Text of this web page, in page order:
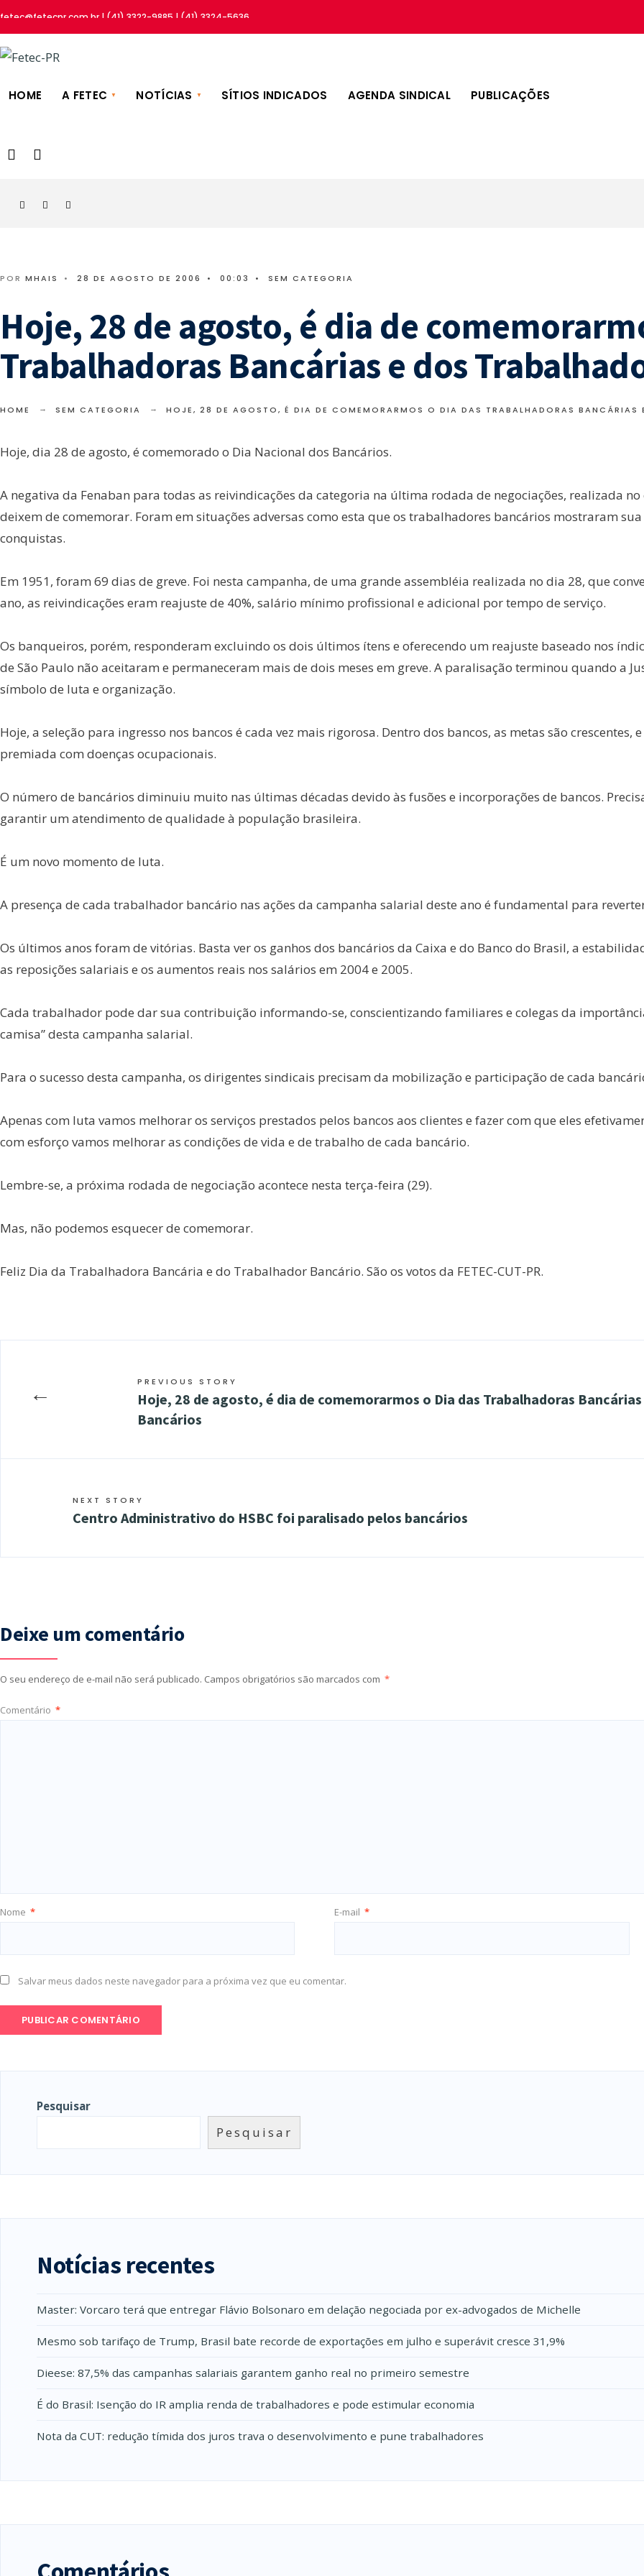
fetec@fetecpr.com.br | (41) 3322-9885 | (41) 3324-5636
HOME A FETEC NOTÍCIAS SÍTIOS INDICADOS AGENDA SINDICAL PUBLICAÇÕES
POR MHAIS • 28 DE AGOSTO DE 2006 • 00:03 • SEM CATEGORIA
Hoje, 28 de agosto, é dia de
Trabalhadoras Bancárias e dos
HOME SEM CATEGORIA HOJE, 28 DE AGOSTO, É DIA DE COMEMORARMOS O DIA DAS TRABALHADORAS BANCÁRIAS
Hoje, dia 28 de agosto, é comemorado o Dia Nacional dos Bancários.
A negativa da Fenaban para todas as reivindicações da categoria na última rodada de negociações, realizada
deixem de comemorar. Foram em situações adversas como esta que os trabalhadores bancários mostraram
conquistas.
Em 1951, foram 69 dias de greve. Foi nesta campanha, de uma grande assembléia realizada no dia 28, que
ano, as reivindicações eram reajuste de 40%, salário mínimo profissional e adicional por tempo de serviço.
Os banqueiros, porém, responderam excluindo os dois últimos ítens e oferecendo um reajuste baseado nos
de São Paulo não aceitaram e permaneceram mais de dois meses em greve. A paralisação terminou quando a
símbolo de luta e organização.
Hoje, a seleção para ingresso nos bancos é cada vez mais rigorosa. Dentro dos bancos, as metas são
premiada com doenças ocupacionais.
O número de bancários diminuiu muito nas últimas décadas devido às fusões e incorporações de bancos.
garantir um atendimento de qualidade à população brasileira.
É um novo momento de luta.
A presença de cada trabalhador bancário nas ações da campanha salarial deste ano é fundamental para
Os últimos anos foram de vitórias. Basta ver os ganhos dos bancários da Caixa e do Banco do Brasil, a
as reposições salariais e os aumentos reais nos salários em 2004 e 2005.
Cada trabalhador pode dar sua contribuição informando-se, conscientizando familiares e colegas da
camisa” desta campanha salarial.
Para o sucesso desta campanha, os dirigentes sindicais precisam da mobilização e participação de cada
Apenas com luta vamos melhorar os serviços prestados pelos bancos aos clientes e fazer com que eles
com esforço vamos melhorar as condições de vida e de trabalho de cada bancário.
Lembre-se, a próxima rodada de negociação acontece nesta terça-feira (29).
Mas, não podemos esquecer de comemorar.
Feliz Dia da Trabalhadora Bancária e do Trabalhador Bancário. São os votos da FETEC-CUT-PR.
← PREVIOUS STORY
Hoje, 28 de agosto, é dia de comemorarmos o Dia das Trabalhadoras
Bancários
NEXT STORY
Centro Administrativo do HSBC foi paralisado pelos bancários
Deixe um comentário
O seu endereço de e-mail não será publicado. Campos obrigatórios são marcados com *
Comentário *
Nome * E-mail *
Salvar meus dados neste navegador para a próxima vez que eu comentar.
Pesquisar
Pesquisar
Notícias recentes
Master: Vorcaro terá que entregar Flávio Bolsonaro em delação negociada por ex-advogados de Michelle
Mesmo sob tarifaço de Trump, Brasil bate recorde de exportações em julho e superávit cresce 31,9%
Dieese: 87,5% das campanhas salariais garantem ganho real no primeiro semestre
É do Brasil: Isenção do IR amplia renda de trabalhadores e pode estimular economia
Nota da CUT: redução tímida dos juros trava o desenvolvimento e pune trabalhadores